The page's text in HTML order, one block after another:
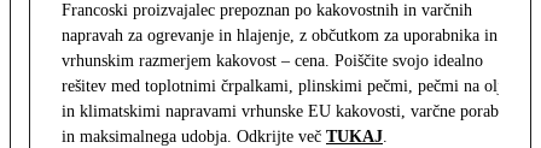
Francoski proizvajalec prepoznan po kakovostnih in varčnih
napravah za ogrevanje in hlajenje, z občutkom za uporabnika in z
vrhunskim razmerjem kakovost – cena. Poiščite svojo idealno
rešitev med toplotnimi črpalkami, plinskimi pečmi, pečmi na olje
in klimatskimi napravami vrhunske EU kakovosti, varčne porabe
in maksimalnega udobja. Odkrijte več TUKAJ.